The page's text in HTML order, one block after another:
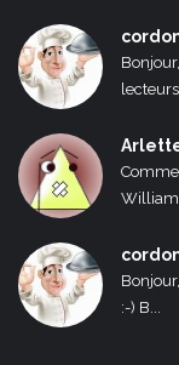
lecteurs
:-) B...